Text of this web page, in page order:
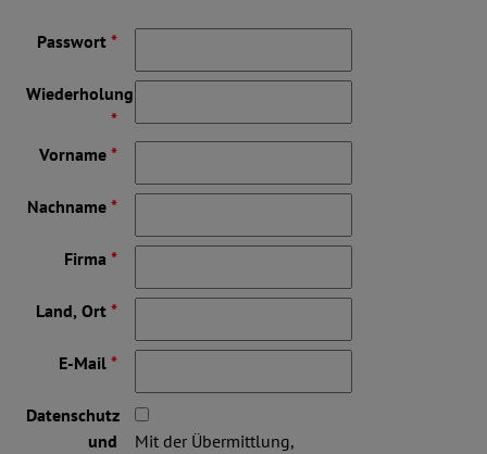
Passwort *
Wiederholung:
*
Vorname *
Nachname *
Firma *
Land, Ort *
E-Mail *
Datenschutz
und
Mit der Übermittlung,